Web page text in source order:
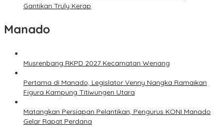
Gantikan Truly Kerap
Manado
Musrenbang RKPD 2027 Kecamatan Wenang
Pertama di Manado, Legislator Venny Nangka Ramaikan
Figura Kampung Titiwungen Utara
Matangkan Persiapan Pelantikan, Pengurus KONI Manado
Gelar Rapat Perdana